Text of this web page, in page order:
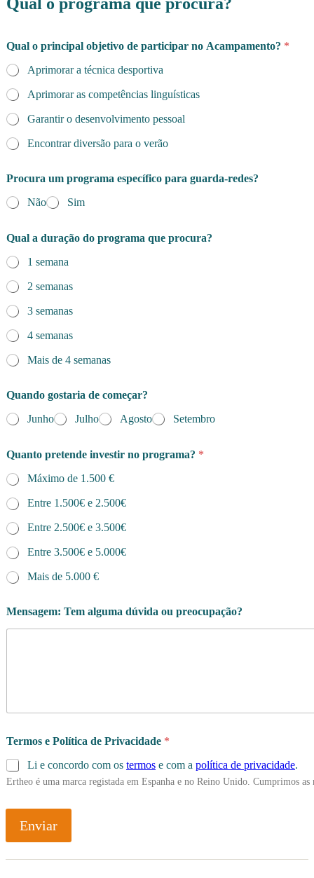
Qual o principal objetivo de participar no Acampamento? *
Aprimorar a técnica desportiva
Aprimorar as competências linguísticas
Garantir o desenvolvimento pessoal
Encontrar diversão para o verão
Procura um programa específico para guarda-redes?
Não
Sim
Qual a duração do programa que procura?
1 semana
2 semanas
3 semanas
4 semanas
Mais de 4 semanas
Quando gostaria de começar?
Junho
Julho Agosto Setembro
Quanto pretende investir no programa? *
Máximo de 1.500 €
Entre 1.500€ e 2.500€
Entre 2.500€ e 3.500€
Entre 3.500€ e 5.000€
Mais de 5.000 €
Mensagem: Tem alguma dúvida ou preocupação?
Termos e Política de Privacidade *
Li e concordo com os termos e com a política de privacidade.
Ertheo é uma marca registada em Espanha e no Reino Unido. Cumprimos
Enviar